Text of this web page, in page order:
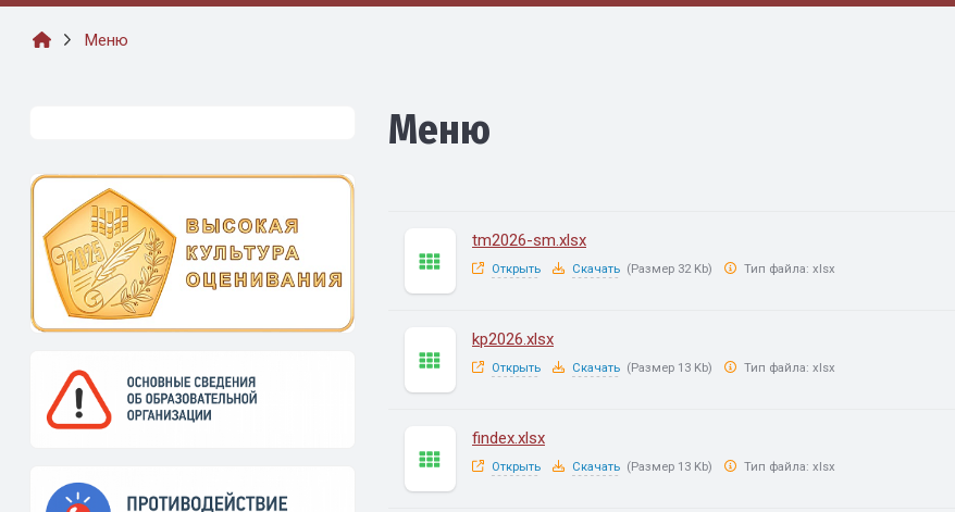
Меню
Меню
tm2026-sm.xlsx
Открыть Скачать (Размер 32 Kb) Тип файла: xlsx
kp2026.xlsx
Открыть Скачать (Размер 13 Kb) Тип файла: xlsx
findex.xlsx
Открыть Скачать (Размер 13 Kb) Тип файла: xlsx